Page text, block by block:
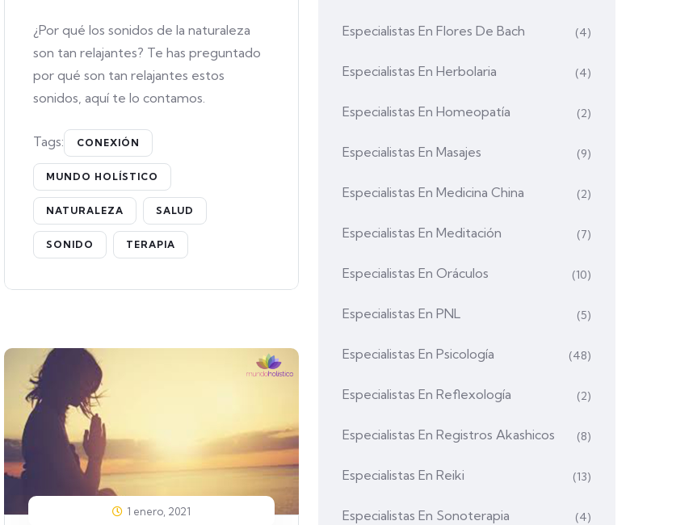
¿Por qué los sonidos de la naturaleza
son tan relajantes? Te has preguntado
por qué son tan relajantes estos
sonidos, aquí te lo contamos.
Tags: CONEXIÓN
MUNDO HOLÍSTICO
NATURALEZA SALUD
SONIDO TERAPIA
1 enero, 2021
Especialistas En Flores De Bach (4)
Especialistas En Herbolaria (4)
Especialistas En Homeopatía (2)
Especialistas En Masajes (9)
Especialistas En Medicina China (2)
Especialistas En Meditación (7)
Especialistas En Oráculos (10)
Especialistas En PNL (5)
Especialistas En Psicología (48)
Especialistas En Reflexología (2)
Especialistas En Registros Akashicos (8)
Especialistas En Reiki (13)
Especialistas En Sonoterapia (4)